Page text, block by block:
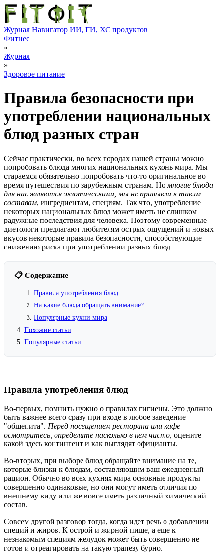
Журнал Навигатор ИИ, ГИ, ХС продуктов
Фитнес
»
Журнал
»
Здоровое питание
Правила безопасности при
употреблении национальных
блюд разных стран
Сейчас практически, во всех городах нашей страны можно
попробовать блюда многих национальных кухонь мира. Мы
стараемся обязательно попробовать что-то оригинальное во
время путешествия по зарубежным странам. Но многие блюда
для нас являются экзотическими, мы не привыкли к таким
составам, ингредиентам, специям. Так что, употребление
некоторых национальных блюд может иметь не слишком
радужные последствия для человека. Поэтому современные
диетологи предлагают любителям острых ощущений и новых
вкусов некоторые правила безопасности, способствующие
снижению риска при употреблении разных блюд.
📋 Содержание
Правила употребления блюд
На какие блюда обращать внимание?
Популярные кухни мира
Похожие статьи
Популярные статьи
Правила употребления блюд
Во-первых, помнить нужно о правилах гигиены. Это должно
быть важнее всего сразу при входе в любое заведение
"общепита". Перед посещением ресторана или кафе
осмотритесь, определите насколько в нем чисто, оцените
какой здесь контингент и как выглядят официанты.
Во-вторых, при выборе блюд обращайте внимание на те,
которые близки к блюдам, составляющим ваш ежедневный
рацион. Обычно во всех кухнях мира основные продукты
совершенно одинаковые, но они могут иметь отличия по
внешнему виду или же вовсе иметь различный химический
состав.
Совсем другой разговор тогда, когда идет речь о добавлении
специй и жиров. К острой и жирной пище, а еще к
незнакомым специям желудок может быть совершенно не
готов и отреагировать на такую трапезу бурно.